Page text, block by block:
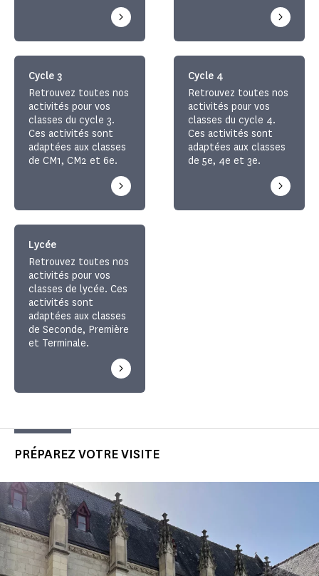
Cycle 3
Retrouvez toutes nos
activités pour vos
classes du cycle 3.
Ces activités sont
adaptées aux classes
de CM1, CM2 et 6e.
Cycle 4
Retrouvez toutes nos
activités pour vos
classes du cycle 4.
Ces activités sont
adaptées aux classes
de 5e, 4e et 3e.
Lycée
Retrouvez toutes nos
activités pour vos
classes de lycée. Ces
activités sont
adaptées aux classes
de Seconde, Première
et Terminale.
PRÉPAREZ VOTRE VISITE